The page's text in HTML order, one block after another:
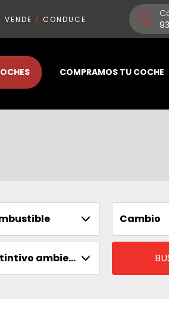
VENDE / CONDUCE
COMPRAMOS TU COCHE
Cambio
ambiental